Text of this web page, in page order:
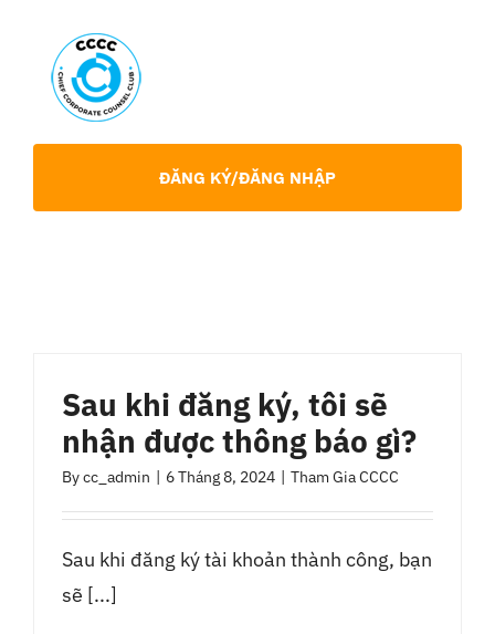
content
Tin tức
Liên Hệ
ĐĂNG KÝ/ĐĂNG NHẬP
Sau khi đăng ký, tôi sẽ
nhận được thông báo gì?
Bycc_admin | 6 Tháng 8, 2024 | Tham Gia CCCC
Sau khi đăng ký tài khoản thành công, bạn
sẽ [...]